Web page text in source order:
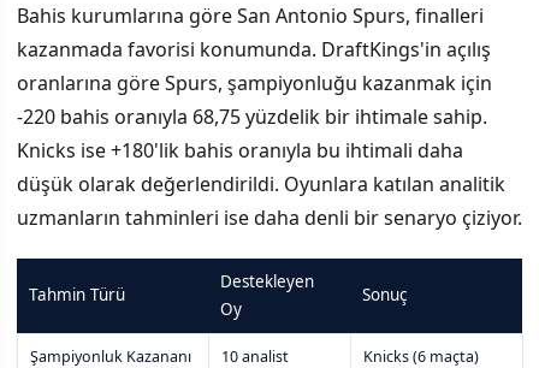
Bahis kurumlarına göre San Antonio Spurs, finalleri
kazanmada favorisi konumunda. DraftKings'in açılış
oranlarına göre Spurs, şampiyonluğu kazanmak için
-220 bahis oranıyla 68,75 yüzdelik bir ihtimale sahip.
Knicks ise +180'lik bahis oranıyla bu ihtimali daha
düşük olarak değerlendirildi. Oyunlara katılan analitik
uzmanların tahminleri ise daha denli bir senaryo çiziyor.
Tahmin Türü
Destekleyen
Oy
Sonuç
Şampiyonluk Kazananı 10 analist Knicks (6 maçta)